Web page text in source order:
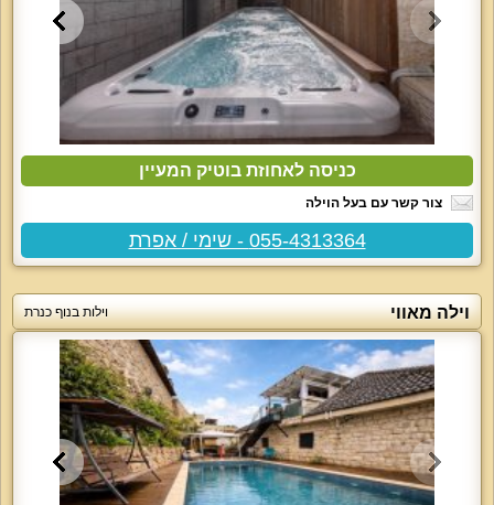
כניסה לאחוזת בוטיק המעיין
צור קשר עם בעל הוילה
055-4313364 - שימי / אפרת
וילה מאווי וילות בנוף כנרת